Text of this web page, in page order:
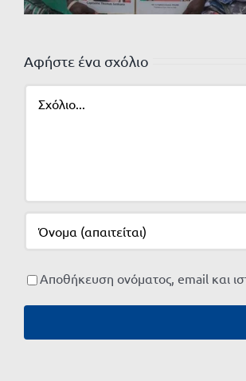
Αφήστε ένα σχόλιο
Αποθήκευση ονόματος, email και